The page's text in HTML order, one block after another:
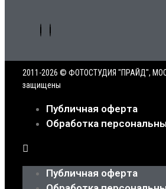
2011-2026 © ФОТОСТУДИЯ "ПРАЙД",
защищены
Публичная оферта
Обработка
Публичная оферта